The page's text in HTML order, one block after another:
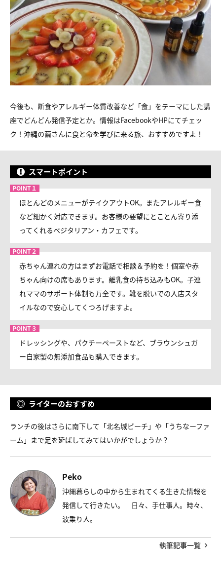
今後も、断食やアレルギー体質改善など「食」をテーマにした講
座でどんどん発信予定とか。情報はFacebookやHPにてチェッ
ク！沖縄の繭さんに食と命を学びに来る旅、おすすめですよ！
スマートポイント
ほとんどのメニューがテイクアウトOK。またアレルギー食
など細かく対応できます。お客様の要望にとことん寄り添
ってくれるベジタリアン・カフェです。
赤ちゃん連れの方はまずお電話で相談＆予約を！個室や赤
ちゃん向けの席もあります。離乳食の持ち込みもOK。子連
れママのサポート体制も万全です。靴を脱いでの入店スタ
イルなので安心してくつろげますよ。
ドレッシングや、パクチーペーストなど、ブラウンシュガ
ー自家製の無添加食品も購入できます。
ライターのおすすめ
ランチの後はさらに南下して「北名城ビーチ」や「うちなーファ
ーム」まで足を延ばしてみてはいかがでしょうか？
Peko
沖縄暮らしの中から生まれてくる生きた情報を
発信して行きたい。 日々、手仕事人。時々、
波乗り人。
執筆記事一覧